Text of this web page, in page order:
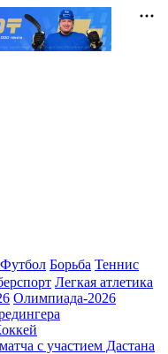
Футбол Борьба Теннис
Легкая атлетика
Олимпиада-2026
с участием Дастана